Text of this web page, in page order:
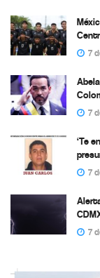
7
7
‘Te
7
7